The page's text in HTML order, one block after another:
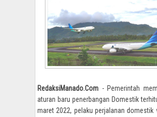
RedaksiManado.Com - Pemerintah
aturan baru penerbangan Domestik
maret 2022, pelaku perjalanan domestik